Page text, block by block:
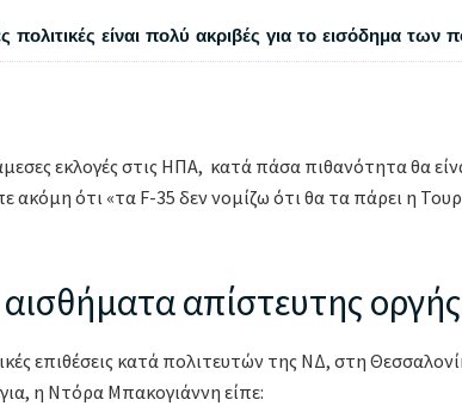
είναι πολύ ακριβές για το εισόδημα των
εκλογές στις ΗΠΑ, κατά πάσα πιθανότητα θα
ακόμη ότι «τα F-35 δεν νομίζω ότι θα τα πάρει η
απίστευτης οργής
επιθέσεις κατά πολιτευτών της ΝΔ, στη
η Ντόρα Μπακογιάννη είπε: